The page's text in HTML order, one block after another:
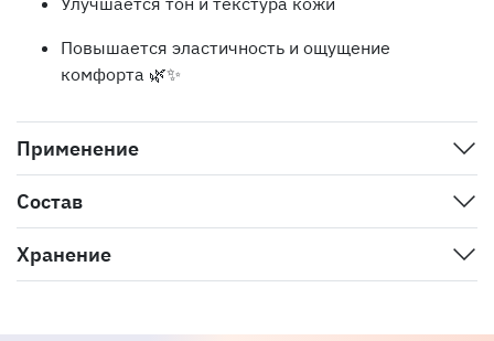
Повышается эластичность и ощущение
комфорта 🌿✨
Применение
Состав
Хранение